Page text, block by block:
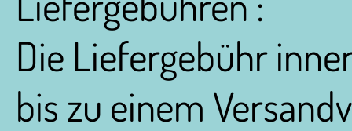
Die Liefergebühr
bis zu einem